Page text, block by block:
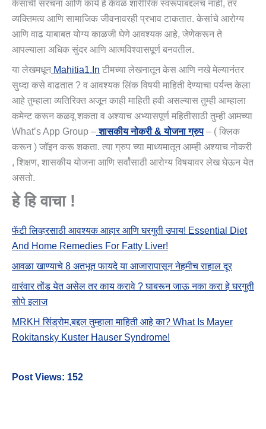
केसांची संरचना आणि कार्य हे केवळ शारीरिक स्वरूपाबद्दलच नाही, तर
व्यक्तिमत्व आणि सामाजिक जीवनावरही प्रभाव टाकतात. केसांचे आरोग्य
आणि वाढ याबाबत योग्य काळजी घेणे आवश्यक आहे, जेणेकरून ते
आपल्याला अधिक सुंदर आणि आत्मविश्वासपूर्ण बनवतील.
या लेखमधूनMahitia1.in टीमच्या लेखनातून केस आणि नखे मेल्यानंतर
सुध्दा कसे वाढतात ? व आवश्यक लिंक विषयी माहिती देण्याचा पर्यन्त केला
आहे तुम्हाला व्यतिरिक्त अजून काही माहिती हवी असल्यास तुम्ही आम्हाला
कमेन्ट करून कळवू शकता व अश्याच अभ्यासपूर्ण महितीसाठी तुम्ही आमच्या
What’s App Group – शासकीय नोकरी & योजना ग्रुप– ( क्लिक
करून ) जॉइन करू शकता. त्या ग्रुप च्या माध्यमातून आम्ही अश्याच नोकरी
, शिक्षण, शासकीय योजना आणि सर्वांसाठी आरोग्य विषयावर लेख घेऊन येत
असतो.
हे हि वाचा !
फॅटी लिव्हरसाठी आवश्यक आहार आणि घरगुती उपाय! Essential Diet
And Home Remedies For Fatty Liver!
आवळा खाण्याचे 8 अतभूत फायदे या आजारापासून नेहमीच राहाल दूर
वारंवार तोंड येत असेल तर काय करावे ? घाबरून जाऊ नका करा हे घरगुती
सोपे इलाज
MRKH सिंड्रोम,बद्दल तुम्हाला माहिती आहे का? What Is Mayer
Rokitansky Kuster Hauser Syndrome!
Post Views: 152